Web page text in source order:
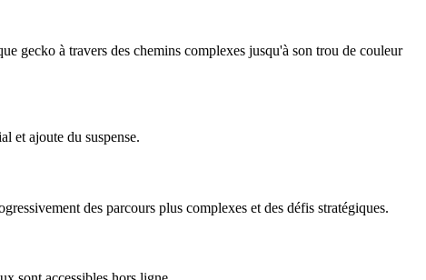
gecko à travers des chemins complexes jusqu'à son trou de couleur
et ajoute du suspense.
des parcours plus complexes et des défis stratégiques.